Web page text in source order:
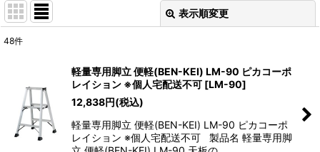
表示順変更
並び順:
絞り込む
48件
軽量専用脚立 便軽(BEN-KEI) LM-90 ピカコーポ
レイション ※個人宅配送不可 [LM-90]
12,838円(税込)
軽量専用脚立 便軽(BEN-KEI) LM-90 ピカコーポ
レイション ※個人宅配送不可 製品名 軽量専用脚